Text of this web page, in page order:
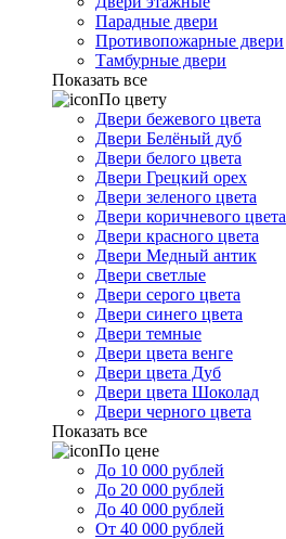
Парадные двери
Противопожарные двери
Тамбурные двери
Показать все
По цвету
Двери бежевого цвета
Двери Белёный дуб
Двери белого цвета
Двери Грецкий орех
Двери зеленого цвета
Двери коричневого цвета
Двери красного цвета
Двери Медный антик
Двери светлые
Двери серого цвета
Двери синего цвета
Двери темные
Двери цвета венге
Двери цвета Дуб
Двери цвета Шоколад
Двери черного цвета
Показать все
По цене
До 10 000 рублей
До 20 000 рублей
До 40 000 рублей
От 40 000 рублей